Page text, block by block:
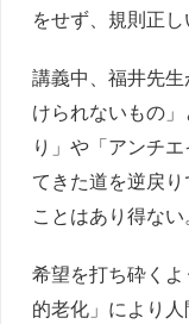
をせず、規則正
講義中、福井先
けられないもの
り」や「アンチ
てきた道を逆戻
ことはあり得ない。
希望を打ち砕く
的老化」により